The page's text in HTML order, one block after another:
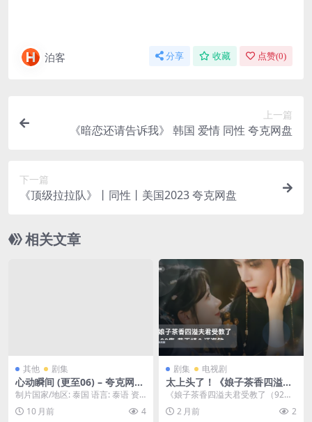
泊客 分享 收藏 点赞(0)
上一篇
《暗恋还请告诉我》 韩国 爱情 同性 夸克网盘
下一篇
《顶级拉拉队》丨同性丨美国2023 夸克网盘
相关文章
其他 剧集
心动瞬间 (更至06) – 夸克网盘
免费下载
制片国家/地区: 泰国 语言: 泰语 资
源下载：心动瞬间下载阿里云盘,百
度云盘,...
10 月前 4
剧集 电视剧
太上头了！《娘子茶香四溢夫
君受教了 92集 黄天崎＆汪海
敏》 未删减 限时转存
《娘子茶香四溢夫君受教了（92
集）》是一部古风甜宠题材的短
剧。故事围绕茶香世家出...
2 月前 2